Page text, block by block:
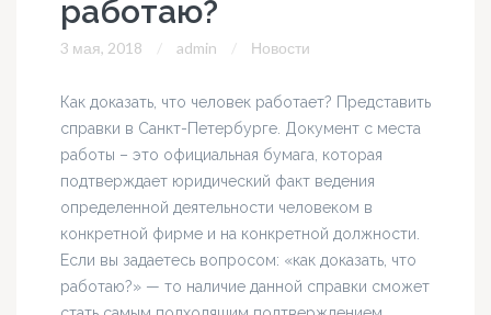
работаю?
3 мая, 2018 admin Новости
Как доказать, что человек работает? Представить
справки в Санкт-Петербурге. Документ с места
работы – это официальная бумага, которая
подтверждает юридический факт ведения
определенной деятельности человеком в
конкретной фирме и на конкретной должности.
Если вы задаетесь вопросом: «как доказать, что
работаю?» — то наличие данной справки сможет